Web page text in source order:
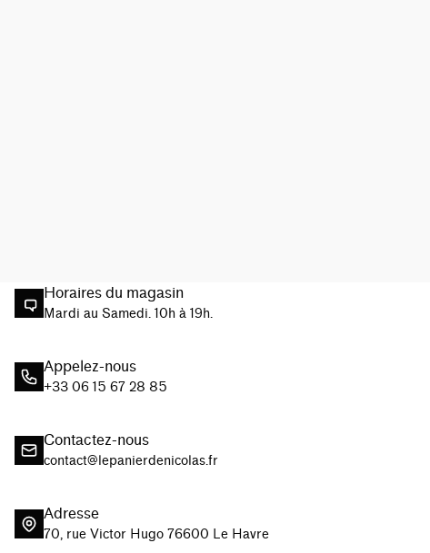
Horaires du magasin
Mardi au Samedi. 10h à 19h.
Appelez-nous
+33 06 15 67 28 85
Contactez-nous
contact@lepanierdenicolas.fr
Adresse
70, rue Victor Hugo 76600 Le Havre